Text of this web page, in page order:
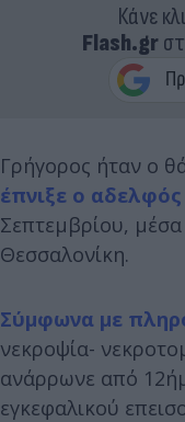
Κάνε
Flash.gr
Γρήγορος ήταν ο
έπνιξε ο αδελφός
Σεπτεμβρίου,
Θεσσαλονίκη.
Σύμφωνα με
νεκροψία-
ανάρρωνε από
εγκεφαλικού